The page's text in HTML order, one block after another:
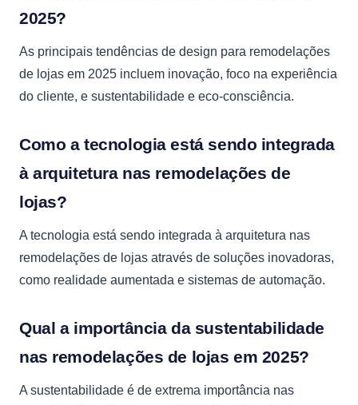
2025?
As principais tendências de design para remodelações
de lojas em 2025 incluem inovação, foco na experiência
do cliente, e sustentabilidade e eco-consciência.
Como a tecnologia está sendo integrada
à arquitetura nas remodelações de
lojas?
A tecnologia está sendo integrada à arquitetura nas
remodelações de lojas através de soluções inovadoras,
como realidade aumentada e sistemas de automação.
Qual a importância da sustentabilidade
nas remodelações de lojas em 2025?
A sustentabilidade é de extrema importância nas